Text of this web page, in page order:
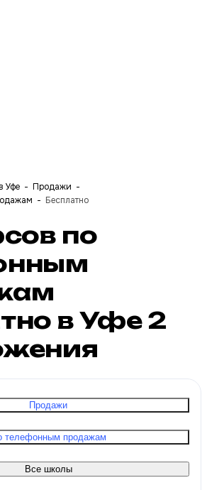
Уфе
Продажи
Бесплатно
по
в Уфе 2
Продажи
телефонным продажам
Все школы